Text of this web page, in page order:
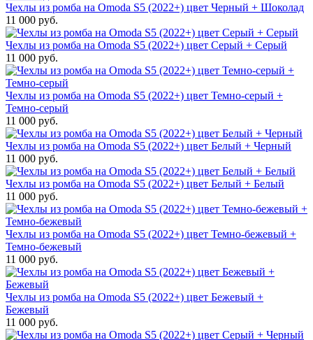
Чехлы из ромба на Omoda S5 (2022+) цвет Черный + Шоколад
11 000 руб.
Чехлы из ромба на Omoda S5 (2022+) цвет Серый + Серый
11 000 руб.
Чехлы из ромба на Omoda S5 (2022+) цвет Темно-серый +
Темно-серый
11 000 руб.
Чехлы из ромба на Omoda S5 (2022+) цвет Белый + Черный
11 000 руб.
Чехлы из ромба на Omoda S5 (2022+) цвет Белый + Белый
11 000 руб.
Чехлы из ромба на Omoda S5 (2022+) цвет Темно-бежевый +
Темно-бежевый
11 000 руб.
Чехлы из ромба на Omoda S5 (2022+) цвет Бежевый +
Бежевый
11 000 руб.